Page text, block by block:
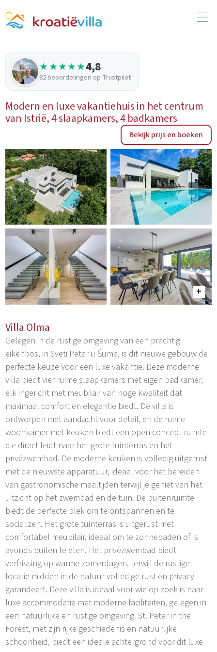
★★★★★4,8
82 beoordelingen op Trustpilot
Modern en luxe vakantiehuis in het centrum
van Istrië, 4 slaapkamers, 4 badkamers
Bekijk prijs en boeken
Villa Olma
Gelegen in de rustige omgeving van een prachtig
eikenbos, in Sveti Petar u Šuma, is dit nieuwe gebouw de
perfecte keuze voor een luxe vakantie. Deze moderne
villa biedt vier ruime slaapkamers met eigen badkamer,
elk ingericht met meubilair van hoge kwaliteit dat
maximaal comfort en elegantie biedt. De villa is
ontworpen met aandacht voor detail, en de ruime
woonkamer met keuken biedt een open concept ruimte
die direct leidt naar het grote tuinterras en het
privézwembad. De moderne keuken is volledig uitgerust
met de nieuwste apparatuur, ideaal voor het bereiden
van gastronomische maaltijden terwijl je geniet van het
uitzicht op het zwembad en de tuin. De buitenruimte
biedt de perfecte plek om te ontspannen en te
socializen. Het grote tuinterras is uitgerust met
comfortabel meubilair, ideaal om te zonnebaden of 's
avonds buiten te eten. Het privézwembad biedt
verfrissing op warme zomerdagen, terwijl de rustige
locatie midden in de natuur volledige rust en privacy
garandeert. Deze villa is ideaal voor wie op zoek is naar
luxe accommodatie met moderne faciliteiten, gelegen in
een natuurlijke en rustige omgeving. St. Peter in the
Forest, met zijn rijke geschiedenis en natuurlijke
schoonheid, biedt een ideale achtergrond voor dit luxe